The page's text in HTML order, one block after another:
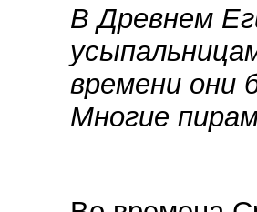
В Древнем
времени они
Многие